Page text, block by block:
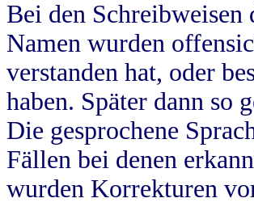
Bei den
Namen wurden
verstanden hat, oder
haben. Später dann so
Die gesprochene
Fällen bei denen
wurden Korrekturen